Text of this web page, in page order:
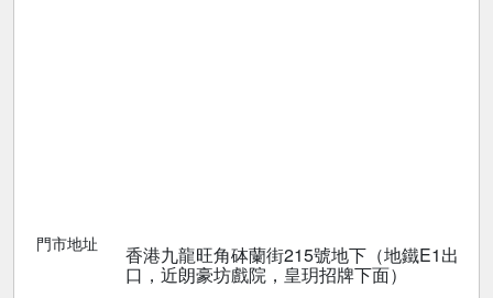
門市地址 香港九龍旺角砵蘭街215號地下（地鐵E1出
口，近朗豪坊戲院，皇玥招牌下面）